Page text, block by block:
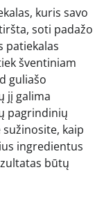
kuris savo
soti padažo
patiekalas
šventiniam
guliašo
jį galima
pagrindinių
kaip
ingredientus
būtų